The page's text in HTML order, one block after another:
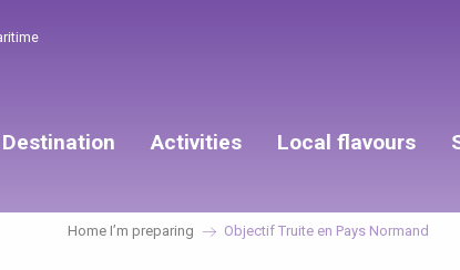
Destination Activities Local flavours
Home I’m preparing Objectif Truite en Pays Normand